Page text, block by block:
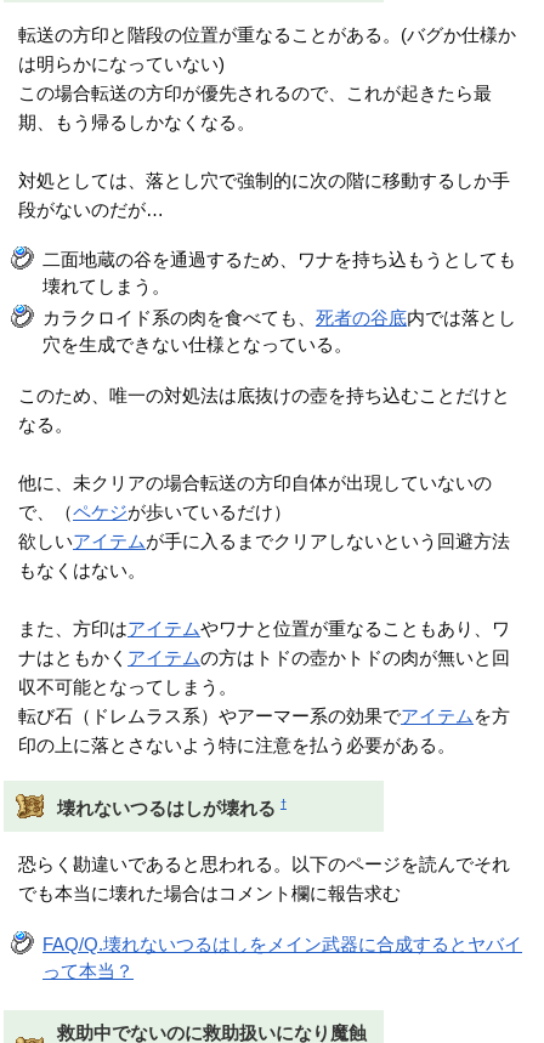
転送の方印と階段の位置が重なることがある。(バグか仕様か
は明らかになっていない)
この場合転送の方印が優先されるので、これが起きたら最
期、もう帰るしかなくなる。
対処としては、落とし穴で強制的に次の階に移動するしか手
段がないのだが…
二面地蔵の谷を通過するため、ワナを持ち込もうとしても
壊れてしまう。
カラクロイド系の肉を食べても、死者の谷底内では落とし
穴を生成できない仕様となっている。
このため、唯一の対処法は底抜けの壺を持ち込むことだけと
なる。
他に、未クリアの場合転送の方印自体が出現していないの
で、（ペケジが歩いているだけ）
欲しいアイテムが手に入るまでクリアしないという回避方法
もなくはない。
また、方印はアイテムやワナと位置が重なることもあり、ワ
ナはともかく アイテムの方はトドの壺かトドの肉が無いと回
収不可能となってしまう。
転び石（ドレムラス系）やアーマー系の効果でアイテム を方
印の上に落とさないよう特に注意を払う必要がある。
壊れないつるはしが壊れる †
恐らく勘違いであると思われる。以下のページを読んでそれ
でも本当に壊れた場合はコメント欄に報告求む
FAQ/Q.壊れないつるはしをメイン武器に合成するとヤバイ
って本当？
救助中でないのに救助扱いになり魔蝕